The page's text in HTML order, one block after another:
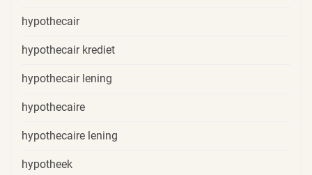
hypothecair
hypothecair krediet
hypothecair lening
hypothecaire
hypothecaire lening
hypotheek